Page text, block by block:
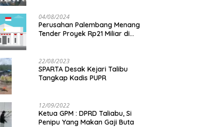
04/08/2024
Perusahan Palembang Menang
Tender Proyek Rp21 Miliar di
22/08/2023
SPARTA Desak Kejari Talibu
Tangkap Kadis PUPR
12/09/2022
Ketua GPM : DPRD Taliabu, Si
Penipu Yang Makan Gaji Buta